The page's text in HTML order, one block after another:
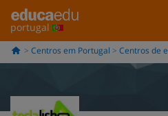
portugal
Centros em Portugal Centros de
Informação